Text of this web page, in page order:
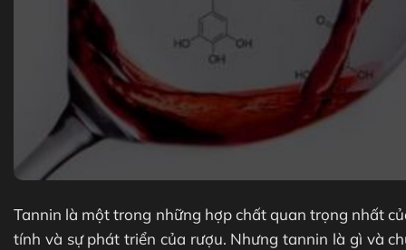
Tannin là một trong những hợp chất quan trọng nhất
tính và sự phát triển của rượu. Nhưng tannin là gì và